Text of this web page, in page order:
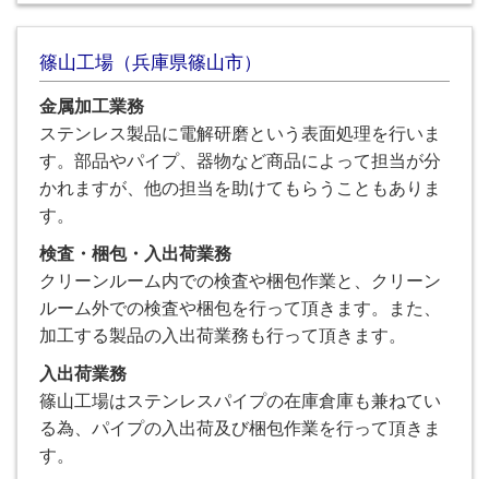
篠山工場（兵庫県篠山市）
金属加工業務
ステンレス製品に電解研磨という表面処理を行いま
す。部品やパイプ、器物など商品によって担当が分
かれますが、他の担当を助けてもらうこともありま
す。
検査・梱包・入出荷業務
クリーンルーム内での検査や梱包作業と、クリーン
ルーム外での検査や梱包を行って頂きます。また、
加工する製品の入出荷業務も行って頂きます。
入出荷業務
篠山工場はステンレスパイプの在庫倉庫も兼ねてい
る為、パイプの入出荷及び梱包作業を行って頂きま
す。